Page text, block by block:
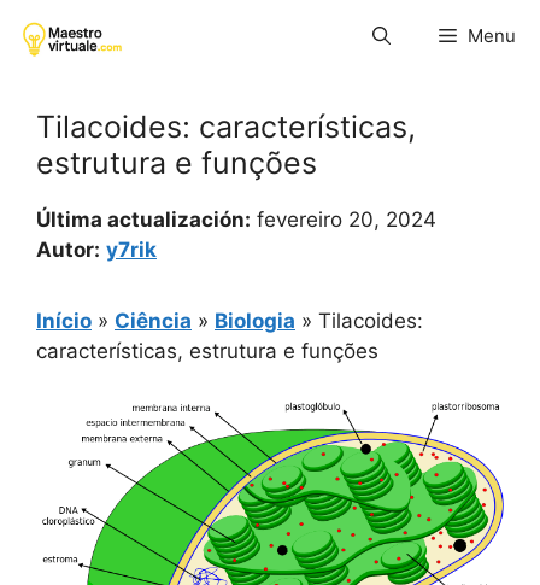
para
Menu
Tilacoides: características,
estrutura e funções
Última actualización: fevereiro 20, 2024
Autor: y7rik
Início » Ciência » Biologia » Tilacoides:
características, estrutura e funções